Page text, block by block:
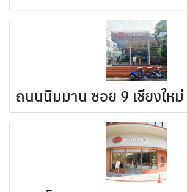
ถนนนิมมาน ซอย 9 เชียงใหม่